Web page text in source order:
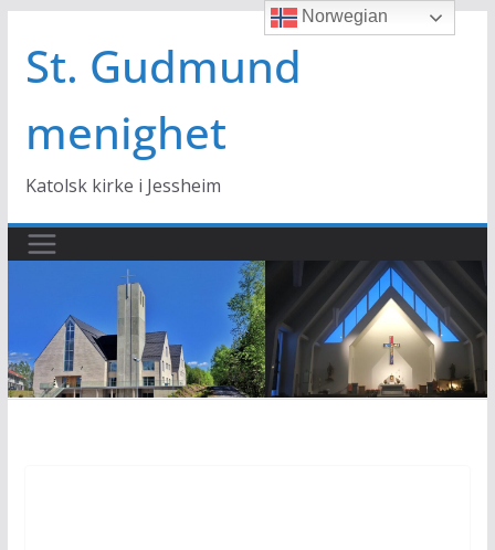
innholdet
St. Gudmund
menighet
Katolsk kirke i Jessheim
Norwegian